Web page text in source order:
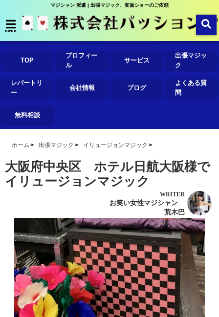
マジシャン 派遣 | 出張マジック、変面ショーのご依頼
menu
TOP
プロフィー
ル
サービス
出張マジッ
ク
レパートリ
ー
会社情報 ブログ
よくある質
問
無料相談
ホーム 出張マジック イリュージョンマジック
大阪府中央区 ホテル日航大阪様で
イリュージョンマジック
WRITER
お笑い女性マジシャン
荒木巴